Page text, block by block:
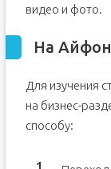
видео и фото.
На
Для изучения
на бизнес-
способу: